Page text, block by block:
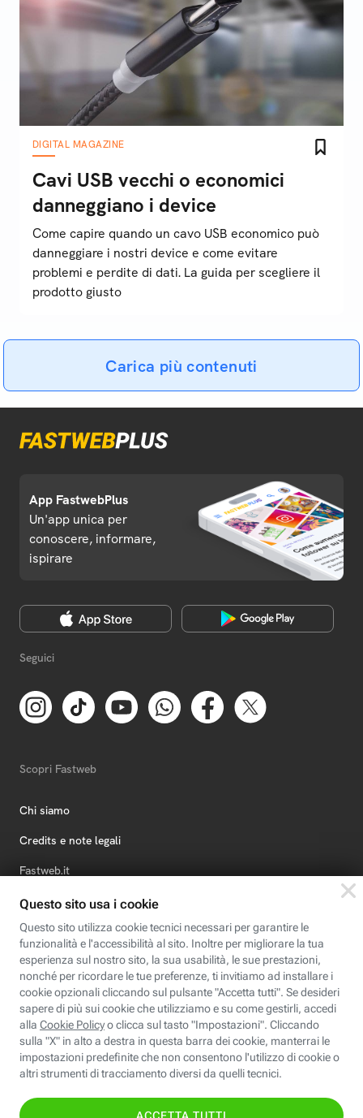
DIGITAL MAGAZINE
Cavi USB vecchi o economici
danneggiano i device
Come capire quando un cavo USB economico può
danneggiare i nostri device e come evitare
problemi e perdite di dati. La guida per scegliere il
prodotto giusto
Carica più contenuti
App FastwebPlus
Un'app unica per
conoscere, informare,
ispirare
Seguici
Scopri Fastweb
Chi siamo
Credits e note legali
Fastweb.it
Formazione
Fastweb Digital Academy
STEP FuturAbility District
Insieme, siamo futuro